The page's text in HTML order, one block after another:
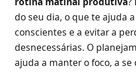
do seu dia, o que te ajuda
conscientes e a evitar a
desnecessárias. O
ajuda a manter o foco, a